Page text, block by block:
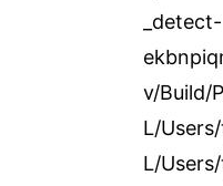
_detect-
v/Build/
L/
L/